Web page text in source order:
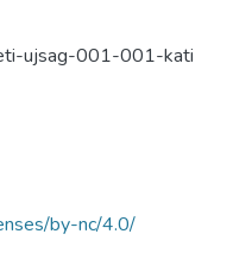
ujsag-001-001-kati
by-nc/4.0/